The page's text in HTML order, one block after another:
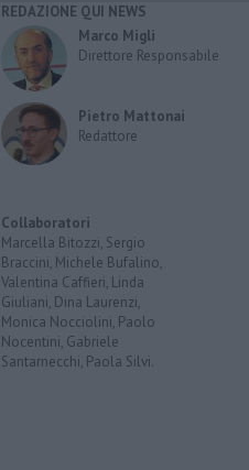
REDAZIONE QUI NEWS
Marco Migli
Direttore Responsabile
Pietro Mattonai
Redattore
Collaboratori
Marcella Bitozzi, Sergio
Braccini, Michele Bufalino,
Valentina Caffieri, Linda
Giuliani, Dina Laurenzi,
Monica Nocciolini, Paolo
Nocentini, Gabriele
Santarnecchi, Paola Silvi.